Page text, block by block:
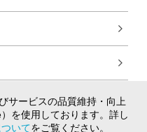
て
サービスの品質維持・向上
を使用しております。詳し
いてをご覧ください。